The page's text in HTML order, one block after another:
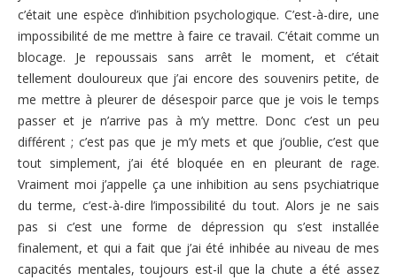
c’était une espèce d’inhibition psychologique. C’est-à-dire, une
impossibilité de me mettre à faire ce travail. C’était comme un
blocage. Je repoussais sans arrêt le moment, et c’était
tellement douloureux que j’ai encore des souvenirs petite, de
me mettre à pleurer de désespoir parce que je vois le temps
passer et je n’arrive pas à m’y mettre. Donc c’est un peu
différent ; c’est pas que je m’y mets et que j’oublie, c’est que
tout simplement, j’ai été bloquée en en pleurant de rage.
Vraiment moi j’appelle ça une inhibition au sens psychiatrique
du terme, c’est-à-dire l’impossibilité du tout. Alors je ne sais
pas si c’est une forme de dépression qu s’est installée
finalement, et qui a fait que j’ai été inhibée au niveau de mes
capacités mentales, toujours est-il que la chute a été assez